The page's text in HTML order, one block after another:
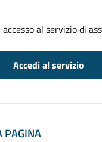
al servizio di
Accedi al servizio
PAGINA